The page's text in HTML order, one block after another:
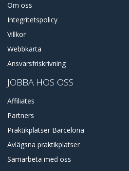
Om oss
Integritetspolicy
Villkor
Webbkarta
Ansvarsfriskrivning
JOBBA HOS OSS
Affiliates
Partners
Praktikplatser Barcelona
Avlägsna praktikplatser
Samarbeta med oss